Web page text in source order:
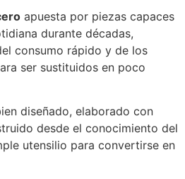
apuesta por piezas capaces
durante décadas,
consumo rápido y de los
ser sustituidos en poco
diseñado, elaborado con
desde el conocimiento del
utensilio para convertirse en